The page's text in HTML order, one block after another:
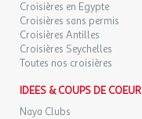
Croisières en Egypte
Croisières sans permis
Croisières Antilles
Croisières Seychelles
Toutes nos croisières
IDEES & COUPS DE COEUR
Naya Clubs